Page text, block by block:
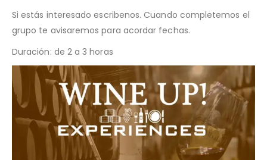
Si estás interesado escribenos. Cuando completemos el
grupo te avisaremos para acordar fechas.
Duración: de 2 a 3 horas